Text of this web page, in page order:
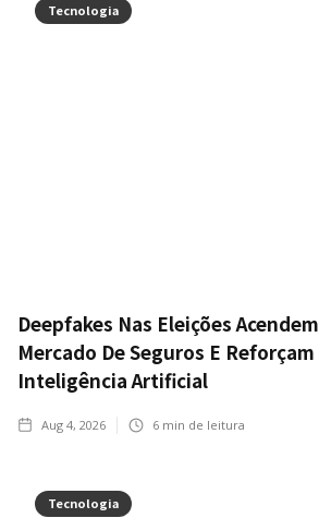
Tecnologia
Deepfakes Nas Eleições
Mercado De Seguros E
Inteligência Artificial
Aug 4, 2026 6 min de leitura
Tecnologia